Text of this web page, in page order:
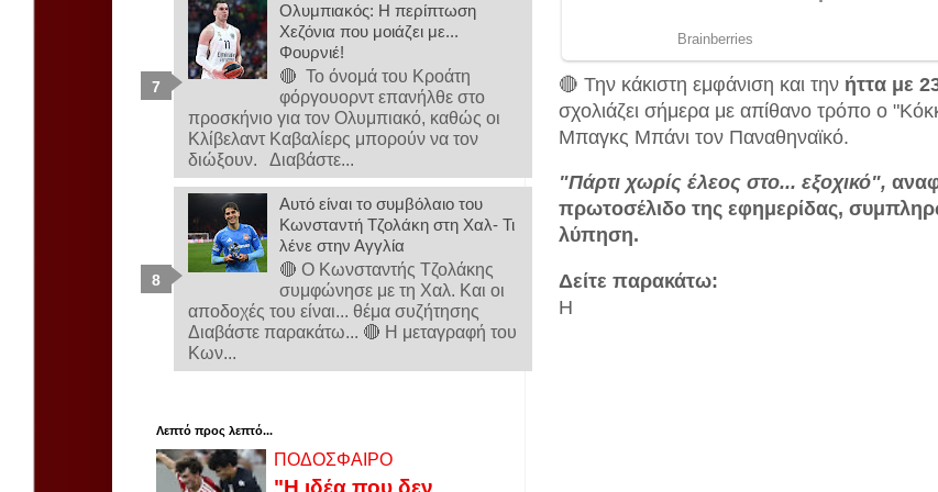
🔴 Την κάκιστη εμφάνιση και την ήττα με
σχολιάζει σήμερα με απίθανο τρόπο ο
Μπαγκς Μπάνι τον Παναθηναϊκό.
"Πάρτι χωρίς έλεος στο... εξοχικό",
πρωτοσέλιδο της εφημερίδας,
λύπηση.
Δείτε παρακάτω:
Η
Ολυμπιακός: Η περίπτωση
Χεζόνια που μοιάζει με...
Φουρνιέ!
🔴 Το όνομά του Κροάτη
φόργουορντ επανήλθε στο
προσκήνιο για τον Ολυμπιακό, καθώς οι
Κλίβελαντ Καβαλίερς μπορούν να τον
διώξουν. Διαβάστε...
Αυτό είναι το συμβόλαιο του
Κωνσταντή Τζολάκη στη Χαλ- Τι
λένε στην Αγγλία
🔴 Ο Κωνσταντής Τζολάκης
συμφώνησε με τη Χαλ. Και οι
αποδοχές του είναι... θέμα συζήτησης
Διαβάστε παρακάτω... 🔴 Η μεταγραφή του
Κων...
Λεπτό προς λεπτό...
ΠΟΔΟΣΦΑΙΡΟ
"Η ιδέα που δεν